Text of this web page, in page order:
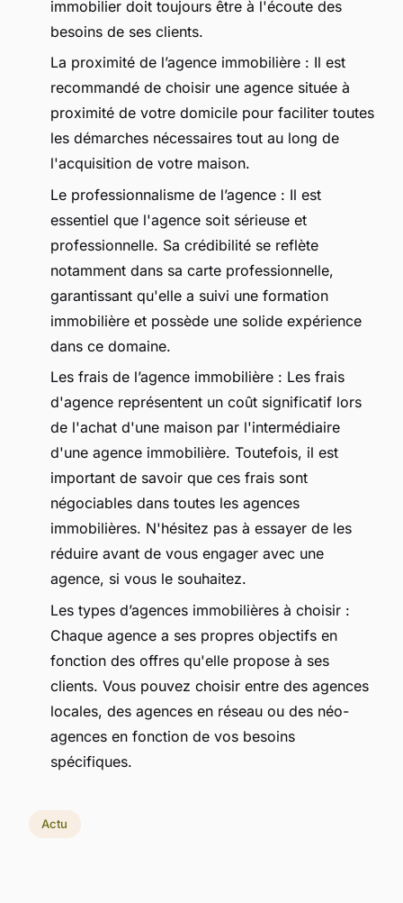
immobilier doit toujours être à l'écoute des
besoins de ses clients.
La proximité de l’agence immobilière : Il est
recommandé de choisir une agence située à
proximité de votre domicile pour faciliter toutes
les démarches nécessaires tout au long de
l'acquisition de votre maison.
Le professionnalisme de l’agence : Il est
essentiel que l'agence soit sérieuse et
professionnelle. Sa crédibilité se reflète
notamment dans sa carte professionnelle,
garantissant qu'elle a suivi une formation
immobilière et possède une solide expérience
dans ce domaine.
Les frais de l’agence immobilière : Les frais
d'agence représentent un coût significatif lors
de l'achat d'une maison par l'intermédiaire
d'une agence immobilière. Toutefois, il est
important de savoir que ces frais sont
négociables dans toutes les agences
immobilières. N'hésitez pas à essayer de les
réduire avant de vous engager avec une
agence, si vous le souhaitez.
Les types d’agences immobilières à choisir :
Chaque agence a ses propres objectifs en
fonction des offres qu'elle propose à ses
clients. Vous pouvez choisir entre des agences
locales, des agences en réseau ou des néo-
agences en fonction de vos besoins
spécifiques.
Actu